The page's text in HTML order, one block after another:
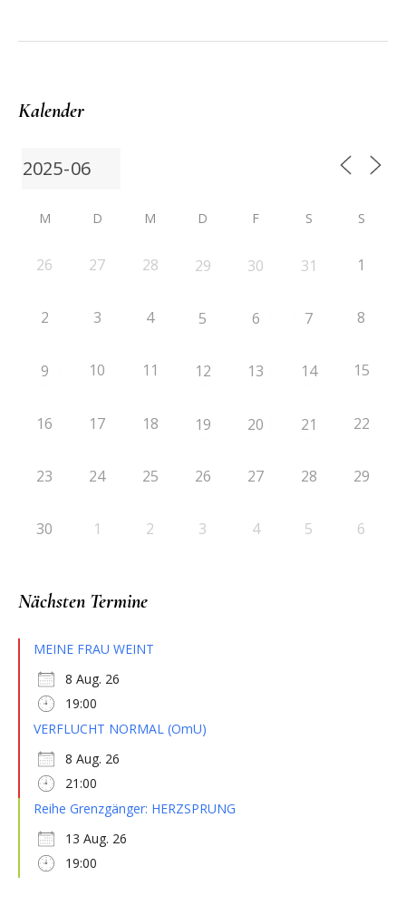
Kalender
M D M D F S S
26 27 28 29 30 31 1
2 3 4 5 6 7 8
9 10 11 12 13 14 15
16 17 18 19 20 21 22
23 24 25 26 27 28 29
30 1 2 3 4 5 6
Nächsten Termine
MEINE FRAU WEINT
8 Aug. 26
19:00
VERFLUCHT NORMAL (OmU)
8 Aug. 26
21:00
Reihe Grenzgänger: HERZSPRUNG
13 Aug. 26
19:00